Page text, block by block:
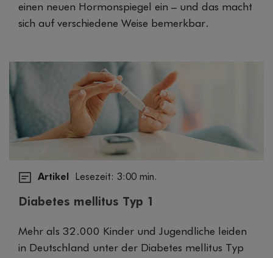
einen neuen Hormonspiegel ein – und das macht
sich auf verschiedene Weise bemerkbar.
Artikel Lesezeit: 3:00 min.
Diabetes mellitus Typ 1
Mehr als 32.000 Kinder und Jugendliche leiden
in Deutschland unter der Diabetes mellitus Typ